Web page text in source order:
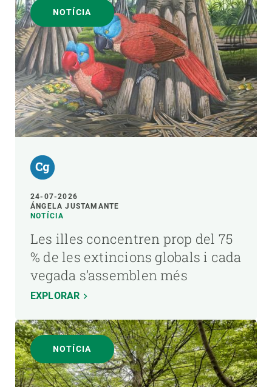
NOTÍCIA
24-07-2026
ÁNGELA JUSTAMANTE
NOTÍCIA
Les illes concentren prop del 75
% de les extincions globals i cada
vegada s’assemblen més
EXPLORAR
NOTÍCIA